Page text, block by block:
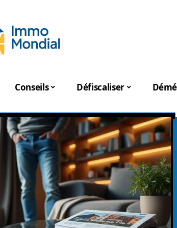
Conseils Défiscaliser